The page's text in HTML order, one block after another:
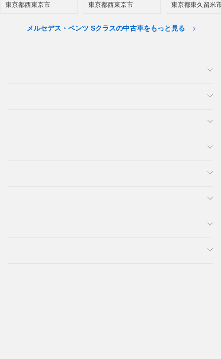
東京都西東京市 東京都西東京市 東京都東久留米
メルセデス・ベンツ Sクラスの中古車をもっと見る